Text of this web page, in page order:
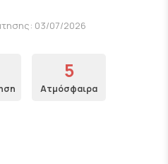
03/07/2026
5
Ατμόσφαιρα